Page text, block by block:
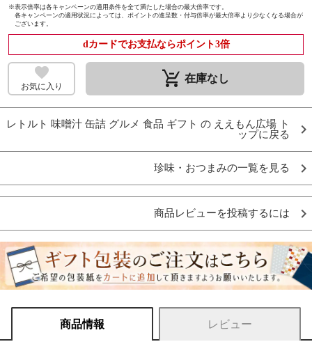
※表示倍率は各キャンペーンの適用条件を全て満たした場合の最大倍率です。
各キャンペーンの適用状況によっては、ポイントの進呈数・付与倍率が最大倍率より少なくなる場合が
ございます。
dカードでお支払ならポイント3倍
お気に入り remove_shopping_cart 在庫なし
レトルト 味噌汁 缶詰 グルメ 食品 ギフト の ええもん広場 ト
ップに戻る
珍味・おつまみの一覧を見る
商品レビューを投稿するには
商品情報 レビュー